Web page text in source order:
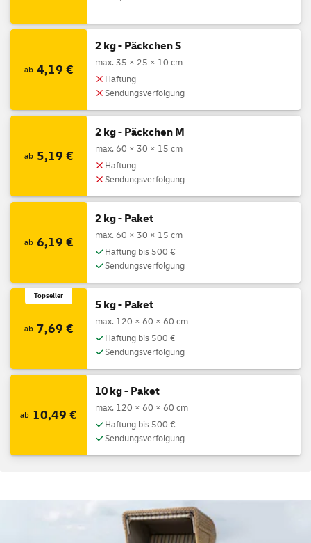
ab 4,19 €
2 kg - Päckchen S
max. 35 × 25 × 10 cm
Haftung
Sendungsverfolgung
ab 5,19 €
2 kg - Päckchen M
max. 60 × 30 × 15 cm
Haftung
Sendungsverfolgung
ab 6,19 €
2 kg - Paket
max. 60 × 30 × 15 cm
Haftung bis 500 €
Sendungsverfolgung
Topseller
ab 7,69 €
5 kg - Paket
max. 120 × 60 × 60 cm
Haftung bis 500 €
Sendungsverfolgung
ab 10,49 €
10 kg - Paket
max. 120 × 60 × 60 cm
Haftung bis 500 €
Sendungsverfolgung
Aktionsangebot